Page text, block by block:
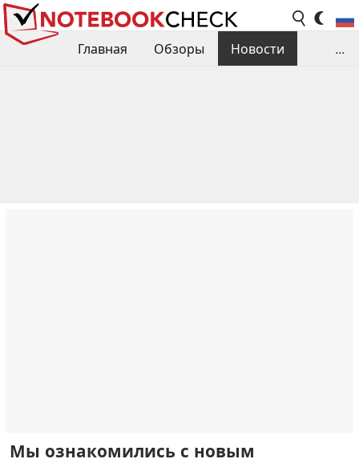
Главная Обзоры
Новости
...
Мы ознакомились с новым